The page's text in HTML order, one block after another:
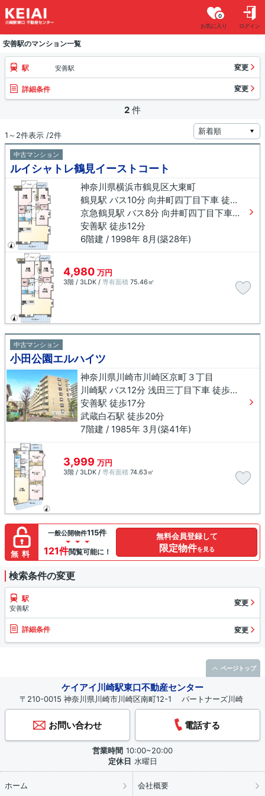
お気に入り
0
ログイン
安善駅のマンション一覧
駅 安善駅 変更
詳細条件 変更
2 件
1～2件表示 /2件
中古マンション
ルイシャトレ鶴見イーストコート
神奈川県横浜市鶴見区大東町
鶴見駅 バス10分 向井町四丁目下車 徒歩3分
京急鶴見駅 バス8分 向井町四丁目下車 徒歩3分
安善駅 徒歩12分
6階建 / 1998年 8月(築28年)
4,980 万円
3階 / 3LDK / 専有面積 75.46㎡
中古マンション
小田公園エルハイツ
神奈川県川崎市川崎区京町３丁目
川崎駅 バス12分 浅田三丁目下車 徒歩3分
安善駅 徒歩17分
武蔵白石駅 徒歩20分
7階建 / 1985年 3月(築41年)
3,999 万円
3階 / 3LDK / 専有面積 74.63㎡
無料
一般公開物件115件
121件閲覧可能に！
無料会員登録して
限定物件を見る
検索条件の変更
駅
安善駅
変更
詳細条件 変更
ケイアイ川崎駅東口不動産センター
〒210-0015 神奈川県川崎市川崎区南町12-1 パートナーズ川崎
お問い合わせ 電話する
営業時間 10:00~20:00
定休日 水曜日
ホーム 会社概要
ページトップ